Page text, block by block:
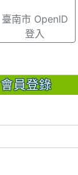
臺南市 OpenID
登入
會員登錄